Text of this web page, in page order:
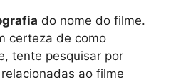
do nome do filme.
certeza de como
tente pesquisar por
ao filme